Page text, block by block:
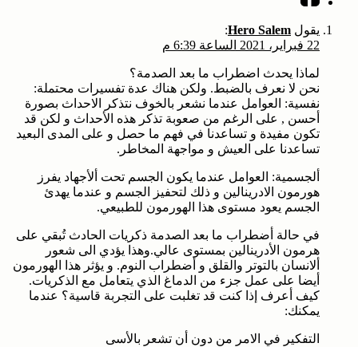
يقول Hero Salem
:
22 فبراير، 2021 الساعة 6:39 م
لماذا يحدث اضطراب ما بعد الصدمة؟
نحن لا نعرف بالضبط. ولكن هناك عدة تفسيرات محتملة:
نفسية: العوامل عندما نشعر بالخوف نتذكر الاحداث بصورة
أحسن , على الرغم من صعوبة تذكر هذه الأحداث و لكن قد
تكون مفيدة و تساعدنا في فهم ما حصل و على المدى البعيد
تساعدنا على العيش و مواجهة المخاطر.
ألجسمية: العوامل عندما يكون الجسم تحت ألأجهاد يفرز
هورمون الادرينالين و ذلك لتحفيز الجسم و عندما يهدئ
الجسم يعود مستوى هذا الهورمون للطبيعي.
في حالة أضطراب ما بعد الصدمة ذكريات الحادث تُبقي على
هرمون الأدرينالين بمستوى عالي.وهذا يؤدي الى شعور
ألانسان بالتوتر والقلق و أضطراب النوم. و يؤثر هذا الهورمون
أيضا على عمل جزء من الدماغ الذي يتعامل مع الذكريات.
كيف أعرف إذا كنت قد تغلبت على التجربة قاسية؟ عندما
يمكنك:
التفكير في الامر من دون أن تشعر بالأسى